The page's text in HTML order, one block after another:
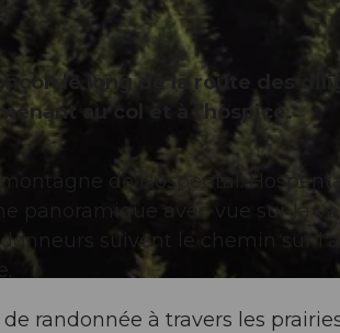
le long de la route des
au col et à l'hospice.
de Hospental.
avec vue sur la
suivent le chemin sur
randonnée à travers les